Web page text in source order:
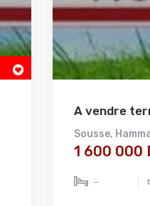
A vendre
Sousse,
1 600 000
-